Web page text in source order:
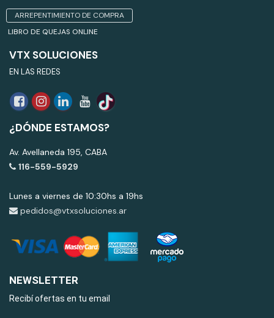
ARREPENTIMIENTO DE COMPRA
LIBRO DE QUEJAS ONLINE
VTX SOLUCIONES
EN LAS REDES
¿DÓNDE ESTAMOS?
Av. Avellaneda 195, CABA
116-559-5929
Lunes a viernes de 10:30hs a 19hs
pedidos@vtxsoluciones.ar
NEWSLETTER
Recibí ofertas en tu email